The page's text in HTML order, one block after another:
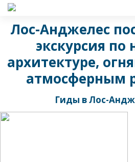
Лос-Анджелес
экскурсия по
архитектуре,
атмосферным
Гиды в Лос-